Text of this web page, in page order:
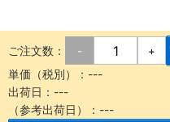
ご注文数： - +
単価（税別）： ---
出荷日： ---
（参考出荷日）： ---